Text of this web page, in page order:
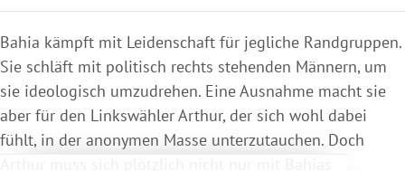
Bahia kämpft mit Leidenschaft für jegliche Randgruppen.
Sie schläft mit politisch rechts stehenden Männern, um
sie ideologisch umzudrehen. Eine Ausnahme macht sie
aber für den Linkswähler Arthur, der sich wohl dabei
fühlt, in der anonymen Masse unterzutauchen. Doch